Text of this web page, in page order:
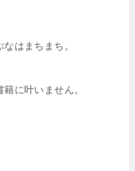
はまちまち。
に叶いません。